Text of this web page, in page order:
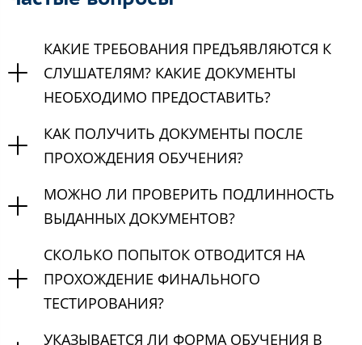
КАКИЕ ТРЕБОВАНИЯ ПРЕДЪЯВЛЯЮТСЯ К
СЛУШАТЕЛЯМ? КАКИЕ ДОКУМЕНТЫ
НЕОБХОДИМО ПРЕДОСТАВИТЬ?
КАК ПОЛУЧИТЬ ДОКУМЕНТЫ ПОСЛЕ
ПРОХОЖДЕНИЯ ОБУЧЕНИЯ?
МОЖНО ЛИ ПРОВЕРИТЬ ПОДЛИННОСТЬ
ВЫДАННЫХ ДОКУМЕНТОВ?
СКОЛЬКО ПОПЫТОК ОТВОДИТСЯ НА
ПРОХОЖДЕНИЕ ФИНАЛЬНОГО
ТЕСТИРОВАНИЯ?
УКАЗЫВАЕТСЯ ЛИ ФОРМА ОБУЧЕНИЯ В